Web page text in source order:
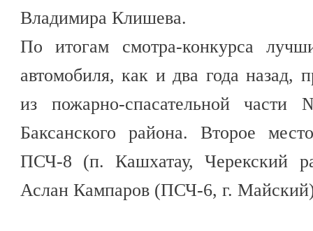
Владимира Клишева.
По итогам смотра-конкурса
автомобиля, как и два года назад,
из пожарно-спасательной
Баксанского района. Второе
ПСЧ-8 (п. Кашхатау, Черекский
Аслан Кампаров (ПСЧ-6, г.